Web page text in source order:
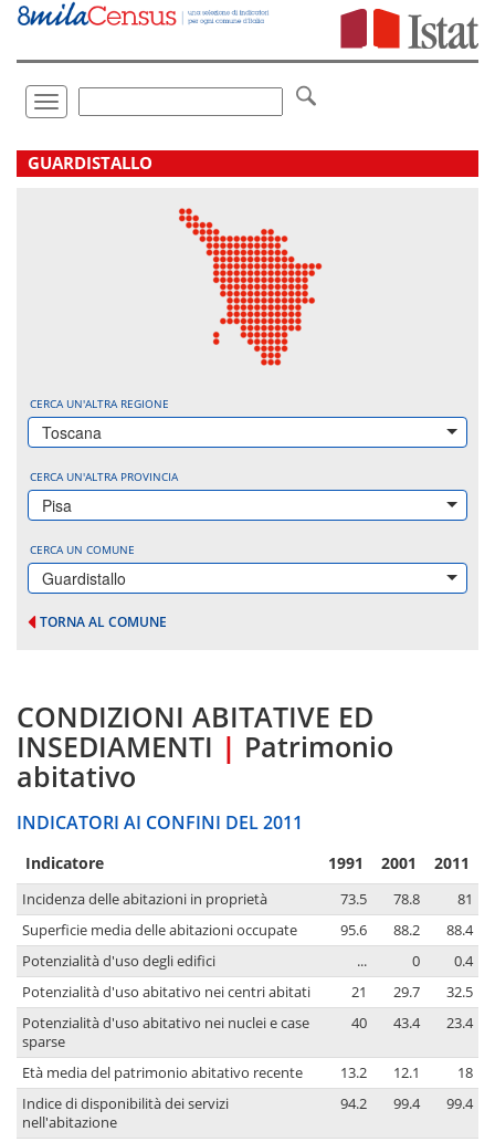
Vai
direttamente
Toggle
navigation
.
GUARDISTALLO
CERCA UN'ALTRA REGIONE
Toscana
CERCA UN'ALTRA PROVINCIA
Pisa
CERCA UN COMUNE
Guardistallo
TORNA AL COMUNE
CONDIZIONI ABITATIVE ED
INSEDIAMENTI | Patrimonio
abitativo
INDICATORI AI CONFINI DEL 2011
Indicatore 1991 2001 2011
Incidenza delle abitazioni in proprietà 73.5 78.8
81
Superficie media delle abitazioni occupate
95.6 88.2
88.4
Potenzialità d'uso degli edifici
... 0
0.4
Potenzialità d'uso abitativo nei centri abitati
21 29.7
32.5
Potenzialità d'uso abitativo nei nuclei e case
sparse
40 43.4 23.4
Età media del patrimonio abitativo recente 13.2 12.1
18
Indice di disponibilità dei servizi
nell'abitazione
94.2 99.4 99.4